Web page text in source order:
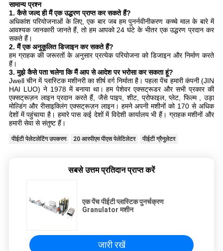
सामान्य प्रश्न
1. कैसे जल्द ही मैं एक उद्धरण प्राप्त कर सकते हैं?
अधिकांश परियोजनाओं के लिए, एक बार जब हम पुनर्नवीनीकरण कच्चे माल के बारे में
आवश्यक जानकारी जानते हैं, तो हम आपको 24 घंटे के भीतर एक उद्धरण प्रदान कर
सकते हैं।
2. मैं एक अनुकूलित डिजाइन कर सकते हैं?
हम ग्राहक की जरूरतों के अनुसार प्रत्येक परियोजना को डिजाइन और निर्माण करते
हैं।
3. मुझे कैसे पता चलेगा कि मैं आप से आदेश पर भरोसा कर सकता हूं?
Jwell चीन में प्लास्टिक मशीनरी का शीर्ष वर्ग निर्माता है। पहला पेंच हमारी कंपनी (JIN
HAI LUO) ने 1978 में बनाया था। हम पेशेवर एक्सट्रूडर और सभी प्रकार की
एक्सट्रूज़न लाइन प्रदान करते हैं, जैसे पाइप, शीट, प्रोफाइल, प्लेट, फिल्म , उड़ा
मोल्डिंग और रीसाइक्लिंग एक्सट्रूज़न लाइन। हमने अपनी मशीनों को 170 से अधिक
देशों में पहुंचाया है। हमारे पास कई देशों में विदेशी कार्यालय भी हैं। ग्राहक मशीनों और
हमारी सेवा से संतुष्ट हैं।
पीईटी पेलेटलेटिंग उपकरण 20 आरपीएम पीएस पेलेटिलेटर पीईटी ग्रैनुलेटर
सबसे उत्तम प्रतिदान प्राप्त करें
एक पेंच पीईटी प्लास्टिक पुनर्चक्रण
Granulator मशीन
जारी रखें